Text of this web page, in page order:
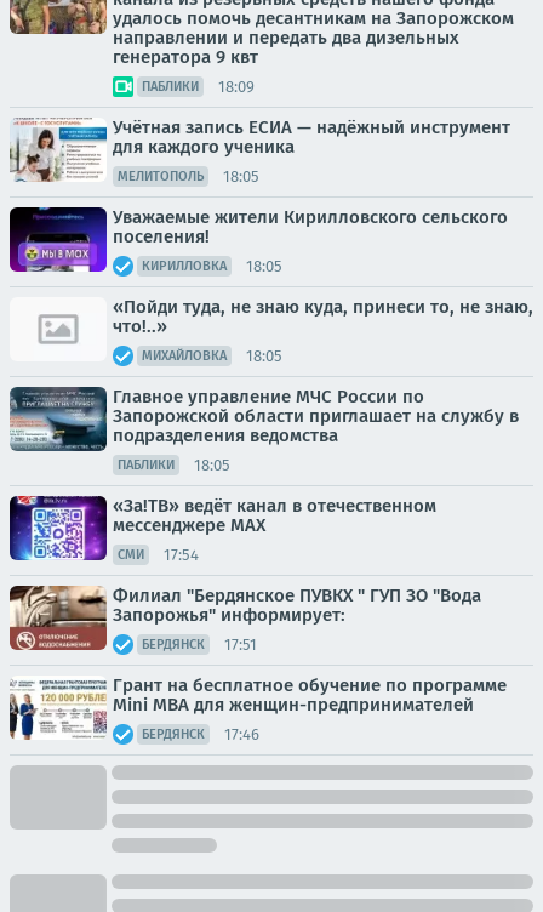
удалось помочь десантникам на Запорожском
направлении и передать два дизельных
генератора 9 квт
ПАБЛИКИ 18:09
Учётная запись ЕСИА — надёжный инструмент
для каждого ученика
МЕЛИТОПОЛЬ 18:05
Уважаемые жители Кирилловского сельского
поселения!
КИРИЛЛОВКА 18:05
«Пойди туда, не знаю куда, принеси то, не знаю,
что!..»
МИХАЙЛОВКА 18:05
Главное управление МЧС России по
Запорожской области приглашает на службу в
подразделения ведомства
ПАБЛИКИ 18:05
«За!ТВ» ведёт канал в отечественном
мессенджере MAX
СМИ 17:54
Филиал "Бердянское ПУВКХ " ГУП ЗО "Вода
Запорожья" информирует:
БЕРДЯНСК 17:51
Грант на бесплатное обучение по программе
Mini MBA для женщин-предпринимателей
БЕРДЯНСК 17:46